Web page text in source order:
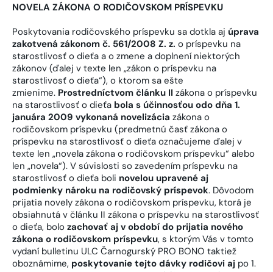
NOVELA ZÁKONA O RODIČOVSKOM PRÍSPEVKU
Poskytovania rodičovského príspevku sa dotkla aj úprava
zakotvená zákonom č. 561/2008 Z. z. o príspevku na
starostlivosť o dieťa a o zmene a doplnení niektorých
zákonov (ďalej v texte len „zákon o príspevku na
starostlivosť o dieťa“), o ktorom sa ešte
zmienime. Prostredníctvom článku II zákona o príspevku
na starostlivosť o dieťa bola s účinnosťou odo dňa 1.
januára 2009 vykonaná novelizácia zákona o
rodičovskom príspevku (predmetnú časť zákona o
príspevku na starostlivosť o dieťa označujeme ďalej v
texte len „novela zákona o rodičovskom príspevku“ alebo
len „novela“). V súvislosti so zavedením príspevku na
starostlivosť o dieťa boli novelou upravené aj
podmienky nároku na rodičovský príspevok. Dôvodom
prijatia novely zákona o rodičovskom príspevku, ktorá je
obsiahnutá v článku II zákona o príspevku na starostlivosť
o dieťa, bolo zachovať aj v období do prijatia nového
zákona o rodičovskom príspevku, s ktorým Vás v tomto
vydaní bulletinu ULC Čarnogurský PRO BONO taktiež
oboznámime, poskytovanie tejto dávky rodičovi aj po 1.